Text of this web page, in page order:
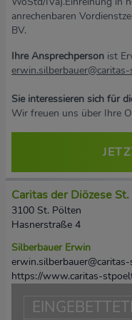
anrechenbaren
BV.
Ihre Ansprechperson ist
Sie interessieren sich für
Wir freuen uns über Ihre
Caritas der Diözese
3100 St. Pölten
Hasnerstraße 4
Silberbauer Erwin
https://www.caritas-